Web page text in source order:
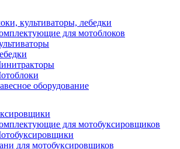
культиваторы, лебедки
для мотоблоков
оборудование
для мотобуксировщиков
для мотобуксировщиков